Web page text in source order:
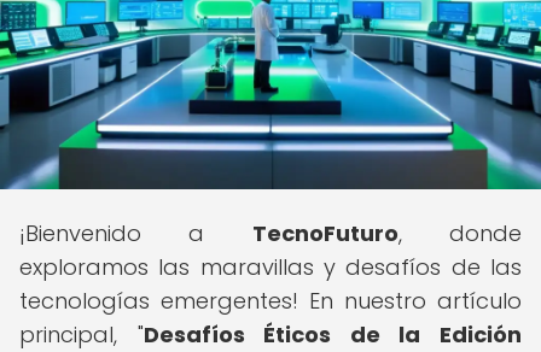
¡Bienvenido a TecnoFuturo, donde
exploramos las maravillas y desafíos de las
tecnologías emergentes! En nuestro artículo
principal, "Desafíos Éticos de la Edición